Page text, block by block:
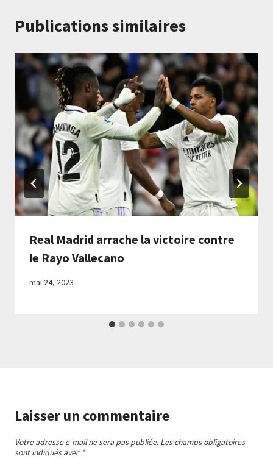
Publications similaires
Real Madrid arrache la victoire contre
le Rayo Vallecano
mai 24, 2023
Laisser un commentaire
Votre adresse e-mail ne sera pas publiée. Les champs obligatoires
sont indiqués avec *